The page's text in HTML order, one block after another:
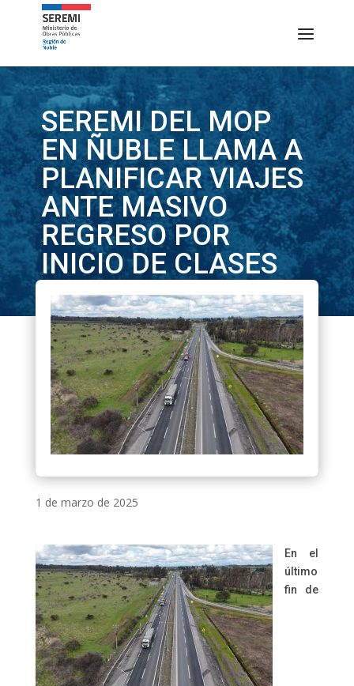
SEREMI DEL MOP
EN ÑUBLE LLAMA A
PLANIFICAR VIAJES
ANTE MASIVO
REGRESO POR
INICIO DE CLASES
1 de marzo de 2025
En el
último
fin de